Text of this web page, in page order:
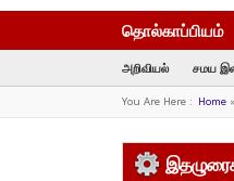
தொல்காப்பியம்
அறிவியல் சமய
You Are Here : Home»